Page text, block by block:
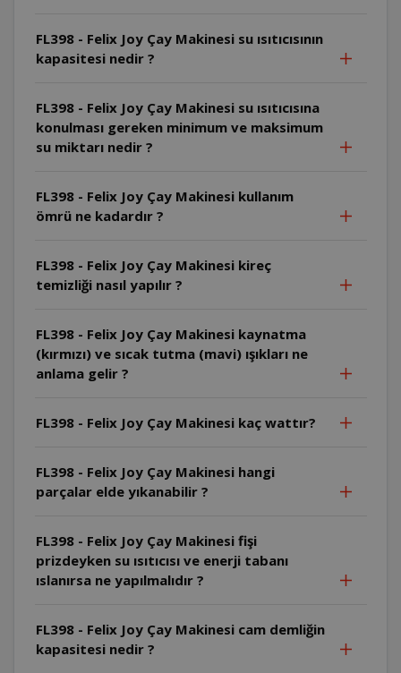
FL398 - Felix Joy Çay Makinesi su ısıtıcısının
kapasitesi nedir ?
FL398 - Felix Joy Çay Makinesi su ısıtıcısına
konulması gereken minimum ve maksimum
su miktarı nedir ?
FL398 - Felix Joy Çay Makinesi kullanım
ömrü ne kadardır ?
FL398 - Felix Joy Çay Makinesi kireç
temizliği nasıl yapılır ?
FL398 - Felix Joy Çay Makinesi kaynatma
(kırmızı) ve sıcak tutma (mavi) ışıkları ne
anlama gelir ?
FL398 - Felix Joy Çay Makinesi kaç wattır?
FL398 - Felix Joy Çay Makinesi hangi
parçalar elde yıkanabilir ?
FL398 - Felix Joy Çay Makinesi fişi
prizdeyken su ısıtıcısı ve enerji tabanı
ıslanırsa ne yapılmalıdır ?
FL398 - Felix Joy Çay Makinesi cam demliğin
kapasitesi nedir ?